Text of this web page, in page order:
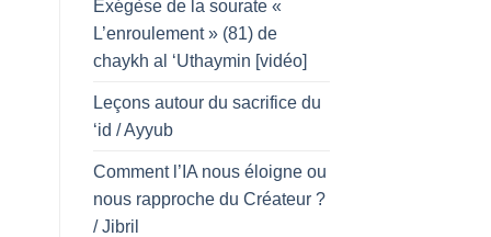
Exégèse de la sourate «
L’enroulement » (81) de
chaykh al ‘Uthaymin [vidéo]
Leçons autour du sacrifice du
‘id / Ayyub
Comment l’IA nous éloigne ou
nous rapproche du Créateur ?
/ Jibril